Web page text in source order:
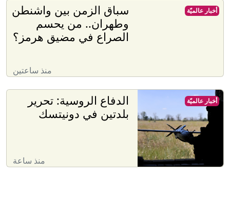
سباق الزمن بين واشنطن
وطهران.. من يحسم
الصراع في مضيق هرمز؟
منذ ساعتين
أخبار عالميّة
الدفاع الروسية: تحرير
بلدتين في دونيتسك
منذ ساعة
أخبار عالميّة